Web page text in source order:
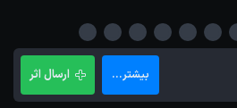
بیشتر... ارسال اثر